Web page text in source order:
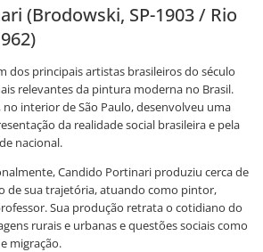
(Brodowski, SP-1903 / Rio
dos principais artistas brasileiros do século
relevantes da pintura moderna no Brasil.
interior de São Paulo, desenvolveu uma
da realidade social brasileira e pela
nacional.
Candido Portinari produziu cerca de
de sua trajetória, atuando como pintor,
Sua produção retrata o cotidiano do
rurais e urbanas e questões sociais como
migração.